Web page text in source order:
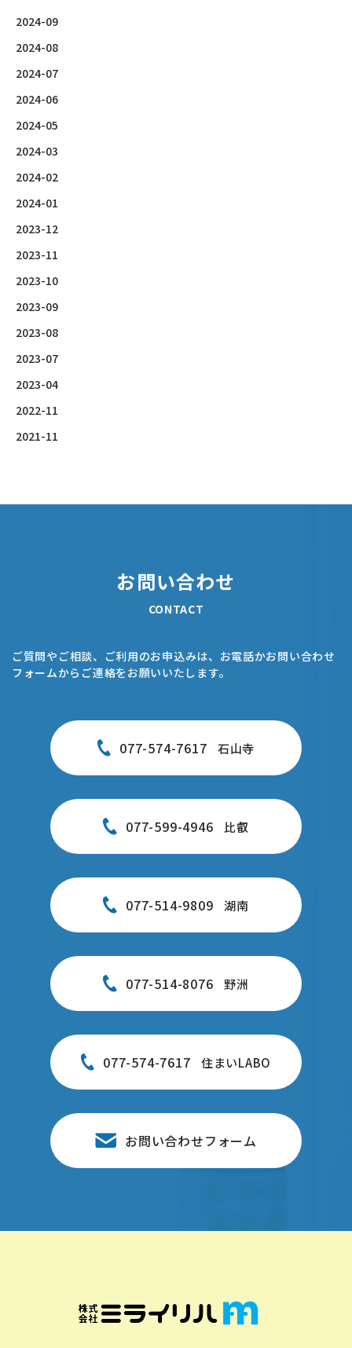
2024-09
2024-08
2024-07
2024-06
2024-05
2024-03
2024-02
2024-01
2023-12
2023-11
2023-10
2023-09
2023-08
2023-07
2023-04
2022-11
2021-11
お問い合わせ
CONTACT
ご質問やご相談、ご利用のお申込みは、お電話かお問い合わせ
フォームからご連絡をお願いいたします。
077-574-7617 石山寺
077-599-4946 比叡
077-514-9809 湖南
077-514-8076 野洲
077-574-7617 住まいLABO
お問い合わせフォーム